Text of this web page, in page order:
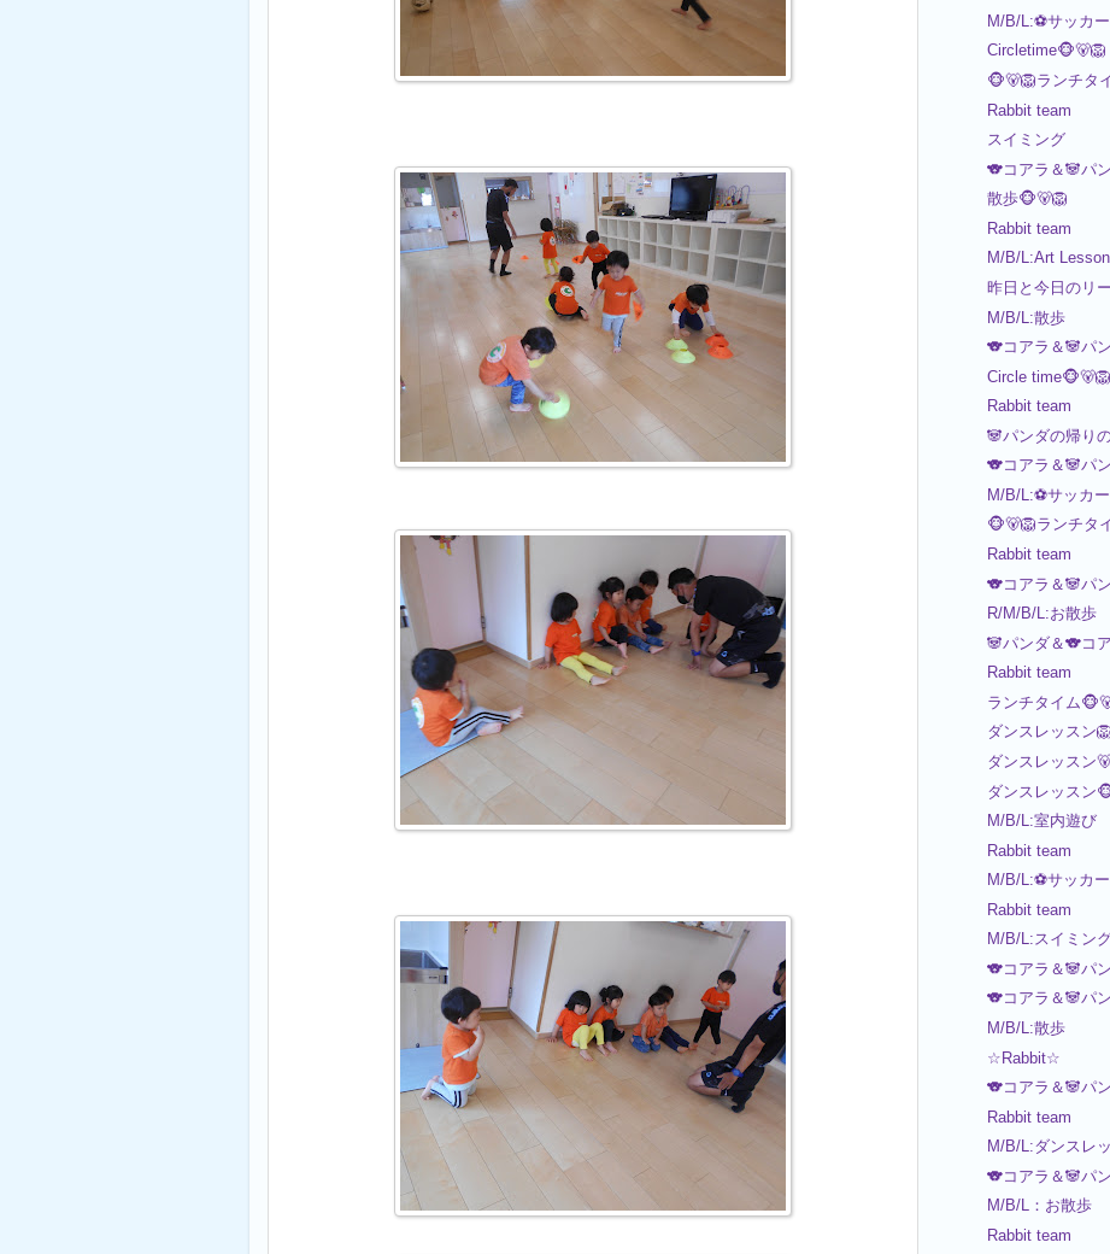
M/B/L:⚽サッカ
Circletime🐵🐻🦁
🐵🐻🦁ランチタ
Rabbit team
スイミング
🐨コアラ＆🐼パ
散歩🐵🐻🦁
Rabbit team
M/B/L:Art
昨日と今日のリ
M/B/L:散歩
🐨コアラ＆🐼パ
Circle time🐵🐻🦁
Rabbit team
🐼パンダの帰り
🐨コアラ＆🐼パ
M/B/L:⚽サッカ
🐵🐻🦁ランチタ
Rabbit team
🐨コアラ＆🐼パ
R/M/B/L:お散歩
🐼パンダ＆🐨コ
Rabbit team
ランチタイム
ダンスレッスン🦁
ダンスレッスン
ダンスレッスン
M/B/L:室内遊び
Rabbit team
M/B/L:⚽サッカ
Rabbit team
M/B/L:スイミン
🐨コアラ＆🐼パ
🐨コアラ＆🐼パ
M/B/L:散歩
☆Rabbit☆
🐨コアラ＆🐼パ
Rabbit team
M/B/L:ダンスレ
🐨コアラ＆🐼パ
M/B/L：お散歩
Rabbit team